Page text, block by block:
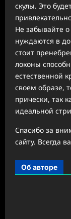
скулы. Это
Не забывайте
нуждаются в
стоит
локоны
естественной
своем образе,
прически, так
идеальной
Спасибо за
сайту. Всегда
Об авторе